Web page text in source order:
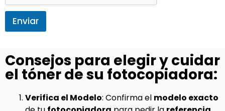
Enviar
Consejos para elegir y cuidar
el tóner de su fotocopiadora:
Verifica el Modelo: Confirma el modelo exacto